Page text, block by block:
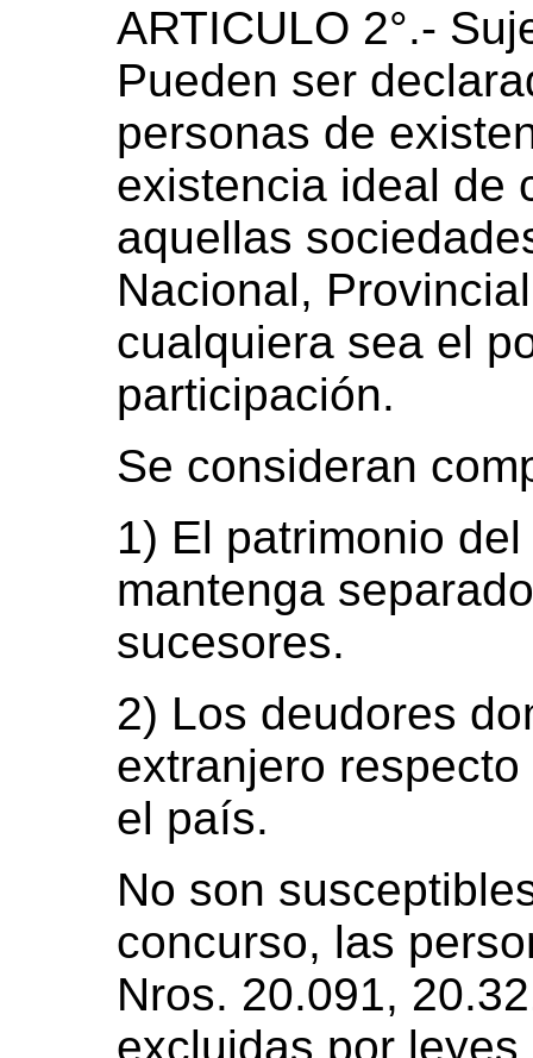
ARTICULO 2°.-
Pueden ser
personas de
existencia ideal de
aquellas
Nacional,
cualquiera sea el
participación.
Se consideran
1) El patrimonio
mantenga
sucesores.
2) Los deudores
extranjero
el país.
No son
concurso, las
Nros. 20.091,
excluidas por